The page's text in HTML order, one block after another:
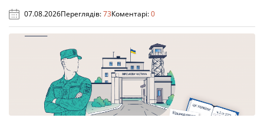
07.08.2026Переглядів:73Коментарі:0